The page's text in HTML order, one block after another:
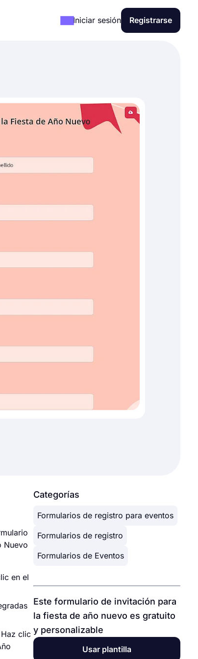
Iniciar sesión Registrarse
Nuevo
en el
clic
Categorías
Formularios de registro para eventos
Formularios de registro
Formularios de Eventos
Este formulario de invitación para
la fiesta de año nuevo es gratuito
y personalizable
Usar plantilla